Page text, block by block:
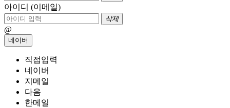
아이디 (이메일)
삭제
@
네이버
직접입력
네이버
지메일
다음
한메일